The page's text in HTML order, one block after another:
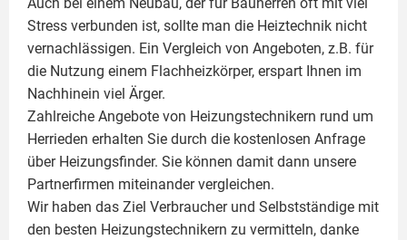
Stress verbunden ist, sollte man die Heiztechnik nicht
vernachlässigen. Ein Vergleich von Angeboten, z.B. für
die Nutzung einem Flachheizkörper, erspart Ihnen im
Nachhinein viel Ärger.
Zahlreiche Angebote von Heizungstechnikern rund um
Herrieden erhalten Sie durch die kostenlosen Anfrage
über Heizungsfinder. Sie können damit dann unsere
Partnerfirmen miteinander vergleichen.
Wir haben das Ziel Verbraucher und Selbstständige mit
den besten Heizungstechnikern zu vermitteln, danke